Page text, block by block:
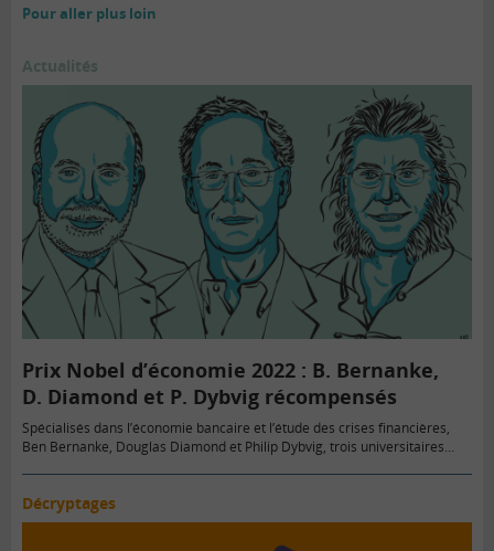
Pour aller plus loin
Actualités
Prix Nobel d’économie 2022 : B. Bernanke,
D. Diamond et P. Dybvig récompensés
Spécialisés dans l’économie bancaire et l’étude des crises financières,
Ben Bernanke, Douglas Diamond et Philip Dybvig, trois universitaires…
Décryptages